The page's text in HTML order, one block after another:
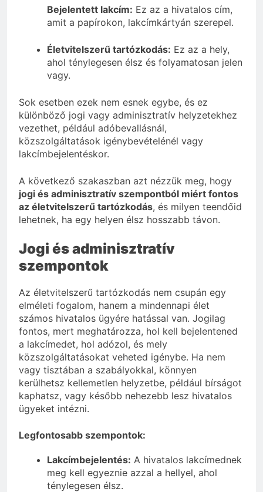
Bejelentett lakcím: Ez az a hivatalos cím,
amit a papírokon, lakcímkártyán szerepel.
Életvitelszerű tartózkodás: Ez az a hely,
ahol ténylegesen élsz és folyamatosan jelen
vagy.
Sok esetben ezek nem esnek egybe, és ez
különböző jogi vagy adminisztratív helyzetekhez
vezethet, például adóbevallásnál,
közszolgáltatások igénybevételénél vagy
lakcímbejelentéskor.
A következő szakaszban azt nézzük meg, hogy
jogi és adminisztratív szempontból miért fontos
az életvitelszerű tartózkodás, és milyen teendőid
lehetnek, ha egy helyen élsz hosszabb távon.
Jogi és adminisztratív
szempontok
Az életvitelszerű tartózkodás nem csupán egy
elméleti fogalom, hanem a mindennapi élet
számos hivatalos ügyére hatással van. Jogilag
fontos, mert meghatározza, hol kell bejelentened
a lakcímedet, hol adózol, és mely
közszolgáltatásokat veheted igénybe. Ha nem
vagy tisztában a szabályokkal, könnyen
kerülhetsz kellemetlen helyzetbe, például bírságot
kaphatsz, vagy később nehezebb lesz hivatalos
ügyeket intézni.
Legfontosabb szempontok:
Lakcímbejelentés: A hivatalos lakcímednek
meg kell egyeznie azzal a hellyel, ahol
ténylegesen élsz.